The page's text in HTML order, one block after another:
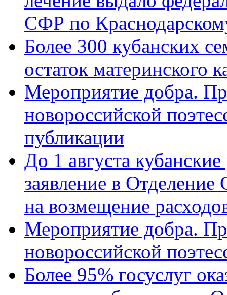
СФР по
Более 300 кубанских
остаток материнского
Мероприятие добра.
новороссийской
публикации
До 1 августа
заявление в
на возмещение
Мероприятие добра.
новороссийской
Более 95% госуслуг